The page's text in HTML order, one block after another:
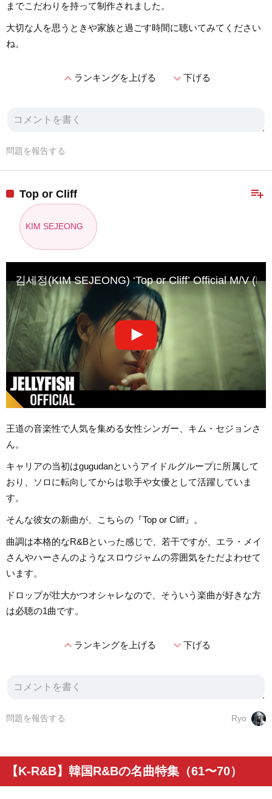
までこだわりを持って制作されました。
大切な人を思うときや家族と過ごす時間に聴いてみてください
ね。
expand_lessランキングを上げる expand_more下げる
問題を報告する
playlist_add
Top or Cliff
KIM SEJEONG
김세정(KIM SEJEONG) ‘Top or Cliff’ Official M/V
王道の音楽性で人気を集める女性シンガー、キム・セジョンさ
ん。
キャリアの当初はgugudanというアイドルグループに所属して
おり、ソロに転向してからは歌手や女優として活躍していま
す。
そんな彼女の新曲が、こちらの『Top or Cliff』。
曲調は本格的なR&Bといった感じで、若干ですが、エラ・メイ
さんやハーさんのようなスロウジャムの雰囲気をただよわせて
います。
ドロップが壮大かつオシャレなので、そういう楽曲が好きな方
は必聴の1曲です。
expand_lessランキングを上げる expand_more下げる
Ryo
問題を報告する
【K-R&B】韓国R&Bの名曲特集（61〜70）